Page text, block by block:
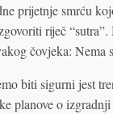
prijetnje smrću
riječ
čovjeka: Nema
biti sigurni jest
planove o